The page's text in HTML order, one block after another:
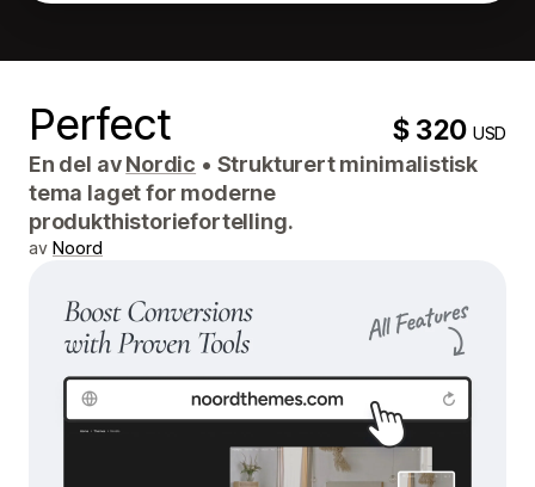
Perfect $ 320USD
En del avNordic • Strukturert minimalistisk
tema laget for moderne
produkthistoriefortelling.
av Noord